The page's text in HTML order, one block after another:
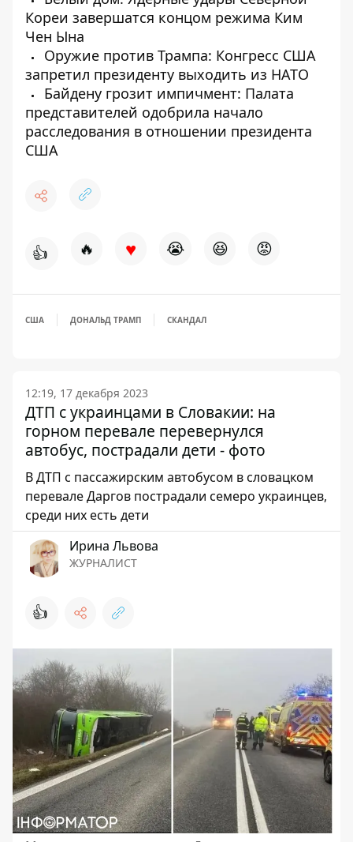
Кореи завершатся концом режима Ким
Чен Ына
Оружие против Трампа: Конгресс США
запретил президенту выходить из НАТО
Байдену грозит импичмент: Палата
представителей одобрила начало
расследования в отношении президента
США
👍 🔥 ♥ 😭 😆 😡
США ДОНАЛЬД ТРАМП СКАНДАЛ
12:19, 17 декабря 2023
ДТП с украинцами в Словакии: на
горном перевале перевернулся
автобус, пострадали дети - фото
В ДТП с пассажирским автобусом в словацком
перевале Даргов пострадали семеро украинцев,
среди них есть дети
Ирина Львова
ЖУРНАЛИСТ
👍